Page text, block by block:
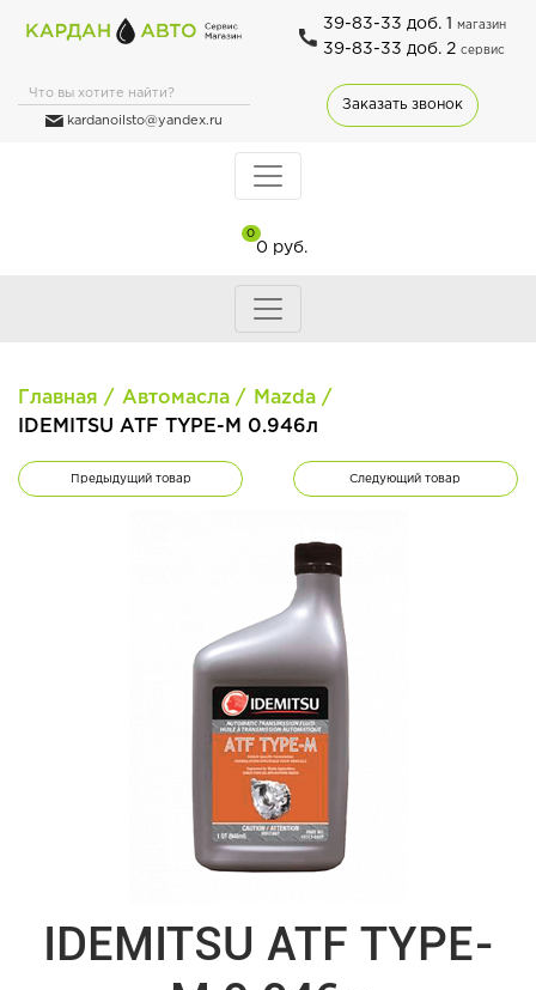
kardanoilsto@yandex.ru
39-83-33 доб. 1 магазин
39-83-33 доб. 2 сервис
Заказать звонок
0
0 руб.
Главная Автомасла
Mazda
IDEMITSU ATF TYPE-М 0.946л
Предыдущий товар Следующий товар
IDEMITSU ATF TYPE-